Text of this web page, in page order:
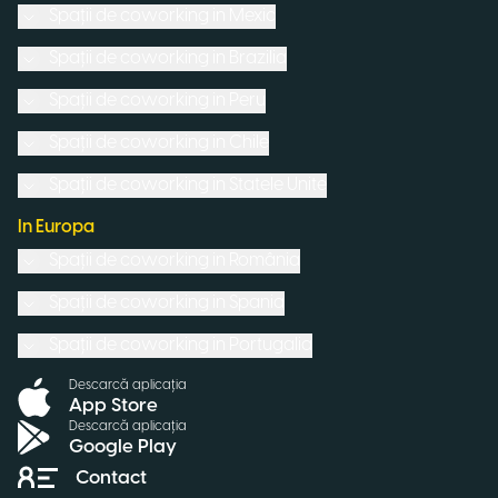
In Europa
Descarcă aplicația
App Store
Descarcă aplicația
Google Play
Contact